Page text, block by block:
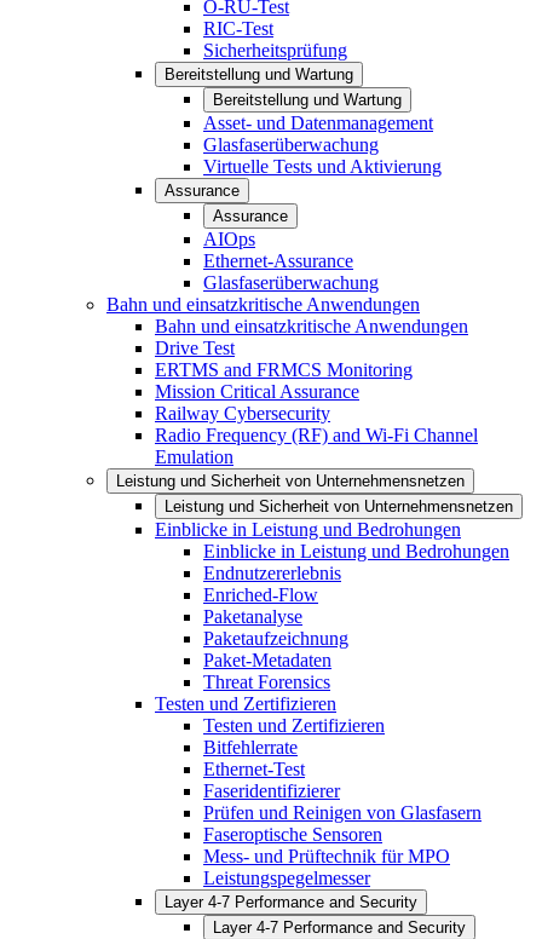
O-RU-Test
RIC-Test
Sicherheitsprüfung
Bereitstellung und Wartung
Bereitstellung und Wartung
Asset- und Datenmanagement
Glasfaserüberwachung
Virtuelle Tests und Aktivierung
Assurance
Assurance
AIOps
Ethernet-Assurance
Glasfaserüberwachung
Bahn und einsatzkritische Anwendungen
Bahn und einsatzkritische Anwendungen
Drive Test
ERTMS and FRMCS Monitoring
Mission Critical Assurance
Railway Cybersecurity
Radio Frequency (RF) and Wi-Fi Channel
Emulation
Leistung und Sicherheit von Unternehmensnetzen
Leistung und Sicherheit von Unternehmensnetzen
Einblicke in Leistung und Bedrohungen
Einblicke in Leistung und Bedrohungen
Endnutzererlebnis
Enriched-Flow
Paketanalyse
Paketaufzeichnung
Paket-Metadaten
Threat Forensics
Testen und Zertifizieren
Testen und Zertifizieren
Bitfehlerrate
Ethernet-Test
Faseridentifizierer
Prüfen und Reinigen von Glasfasern
Faseroptische Sensoren
Mess- und Prüftechnik für MPO
Leistungspegelmesser
Layer 4-7 Performance and Security
Layer 4-7 Performance and Security